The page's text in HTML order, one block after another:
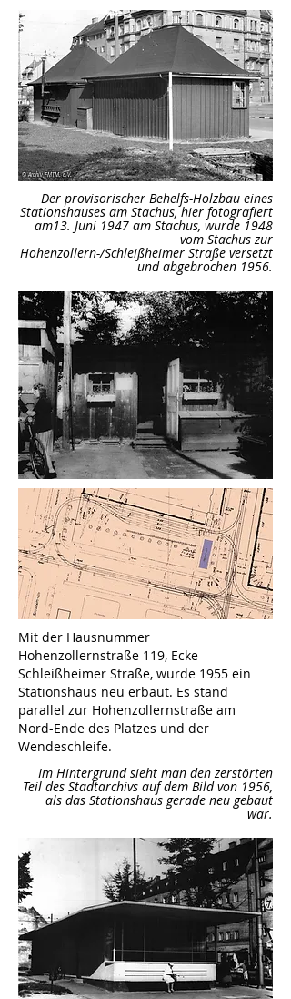
© Archiv FMTM. e.V.
Der provisorischer Behelfs-Holzbau eines
Stationshauses am Stachus, hier fotografiert
am13. Juni 1947 am Stachus, wurde 1948
vom Stachus zur
Hohenzollern-/Schleißheimer Straße versetzt
und abgebrochen 1956.
© Archiv FMTM e.V.
Mit der Hausnummer
Hohenzollernstraße 119, Ecke
Schleißheimer Straße, wurde 1955 ein
Stationshaus neu erbaut. Es stand
parallel zur Hohenzollernstraße am
Nord-Ende des Platzes und der
Wendeschleife.
Im Hintergrund sieht man den zerstörten
Teil des Stadtarchivs auf dem Bild von 1956,
als das Stationshaus gerade neu gebaut
war.